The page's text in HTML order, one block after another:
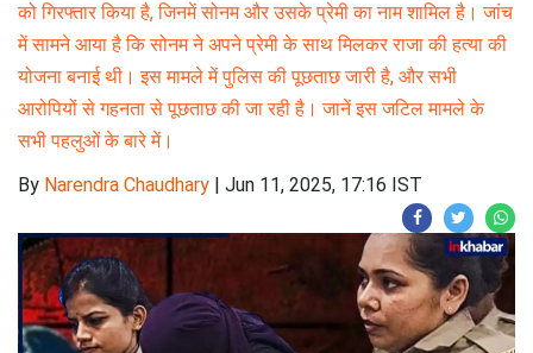
को गिरफ्तार किया है, जिनमें सोनम और उसके प्रेमी का नाम शामिल है। जांच
में सामने आया है कि सोनम ने अपने प्रेमी के साथ मिलकर राजा की हत्या की
योजना बनाई थी। इस मामले में पुलिस की पूछताछ जारी है, और सभी
आरोपियों से गहनता से पूछताछ की जा रही है। जानें इस जटिल मामले के
सभी पहलुओं के बारे में।
By Narendra Chaudhary | Jun 11, 2025, 17:16 IST